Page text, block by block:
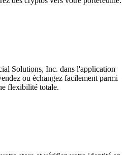
Solutions, Inc. dans l'application
ou échangez facilement parmi
flexibilité totale.